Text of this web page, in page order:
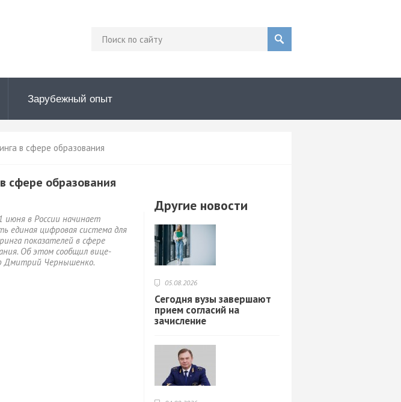
Поиск по сайту
Зарубежный опыт
в сфере образования
сфере образования
Другие новости
05.08.2026
Сегодня вузы завершают
прием согласий на
зачисление
июня в России начинает
единая цифровая система для
показателей в сфере
Об этом сообщил вице-
Дмитрий Чернышенко.